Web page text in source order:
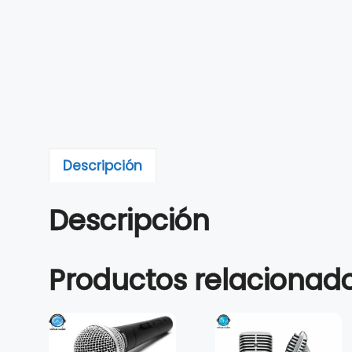
Descripción
Descripción
Productos